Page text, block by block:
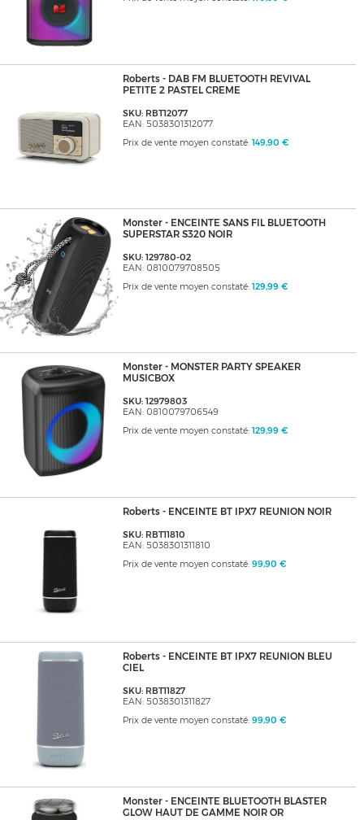
Roberts - DAB FM BLUETOOTH REVIVAL
PETITE 2 PASTEL CREME
SKU: RBT12077
EAN: 5038301312077
Prix de vente moyen constaté: 149,90 €
Monster - ENCEINTE SANS FIL BLUETOOTH
SUPERSTAR S320 NOIR
SKU: 129780-02
EAN: 0810079708505
Prix de vente moyen constaté: 129,99 €
Monster - MONSTER PARTY SPEAKER
MUSICBOX
SKU: 12979803
EAN: 0810079706549
Prix de vente moyen constaté: 129,99 €
Roberts - ENCEINTE BT IPX7 REUNION NOIR
SKU: RBT11810
EAN: 5038301311810
Prix de vente moyen constaté: 99,90 €
Roberts - ENCEINTE BT IPX7 REUNION BLEU
CIEL
SKU: RBT11827
EAN: 5038301311827
Prix de vente moyen constaté: 99,90 €
Monster - ENCEINTE BLUETOOTH BLASTER
GLOW HAUT DE GAMME NOIR OR